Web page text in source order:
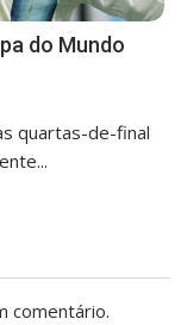
do Mundo
quartas-de-final
comentário.